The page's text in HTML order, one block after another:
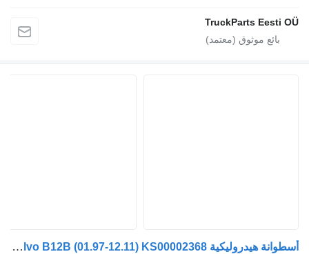
TruckParts Eesti
أسطوانة هيدروليكية Volvo B12B (01.97-12.11) KS00002368 لـ الباصات Volvo B6, B7, B9, B10, B12 bus (1978-2011)